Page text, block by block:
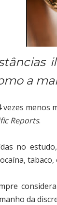
a
vezes
Reports.
no
da